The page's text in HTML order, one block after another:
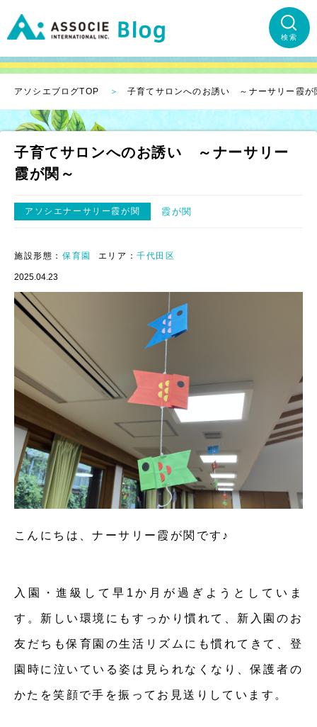
検索
アソシエブログTOP 子育てサロンへのお誘い ～ナーサリー霞が
子育てサロンへのお誘い ～ナーサリー
霞が関～
アソシエナーサリー霞が関 霞が関
施設形態： 保育園 エリア：千代田区
2025.04.23
こんにちは、ナーサリー霞が関です♪
入園・進級して早1か月が過ぎようとしていま
す。新しい環境にもすっかり慣れて、新入園のお
友だちも保育園の生活リズムにも慣れてきて、登
園時に泣いている姿は見られなくなり、保護者の
かたを笑顔で手を振ってお見送りしています。